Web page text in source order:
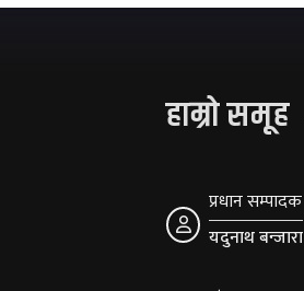
हाम्रो समूह
प्रधान सम्पादक
यदुनाथ बन्जारा